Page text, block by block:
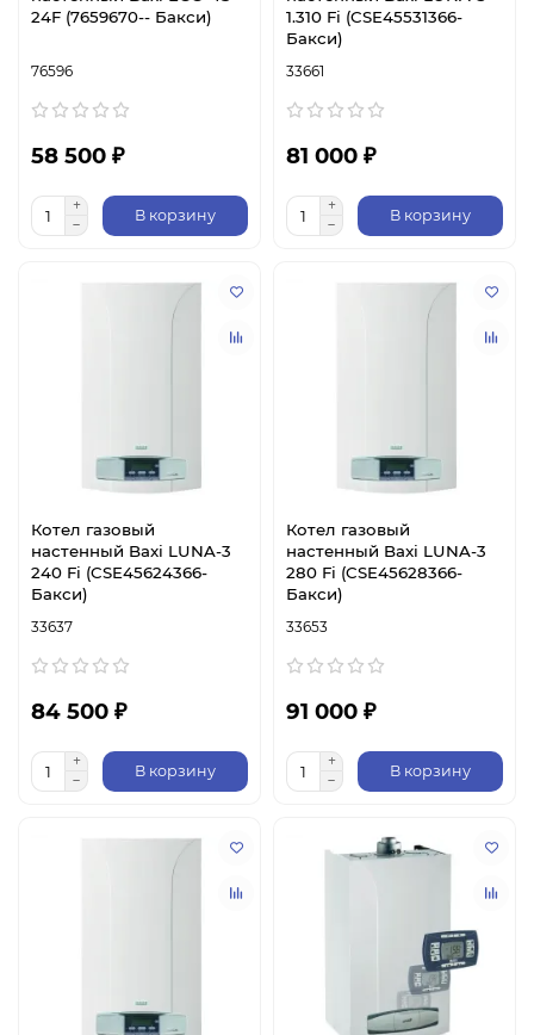
24F (7659670-- Бакси)
76596
58 500 ₽
В корзину
1.310 Fi (CSE45531366-
Бакси)
33661
81 000 ₽
В корзину
Котел газовый
настенный Baxi LUNA-3
240 Fi (CSE45624366-
Бакси)
33637
84 500 ₽
В корзину
Котел газовый
настенный Baxi LUNA-3
280 Fi (CSE45628366-
Бакси)
33653
91 000 ₽
В корзину